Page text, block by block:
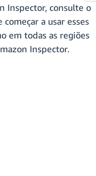
Inspector, consulte o
começar a usar esses
em todas as regiões
Inspector.